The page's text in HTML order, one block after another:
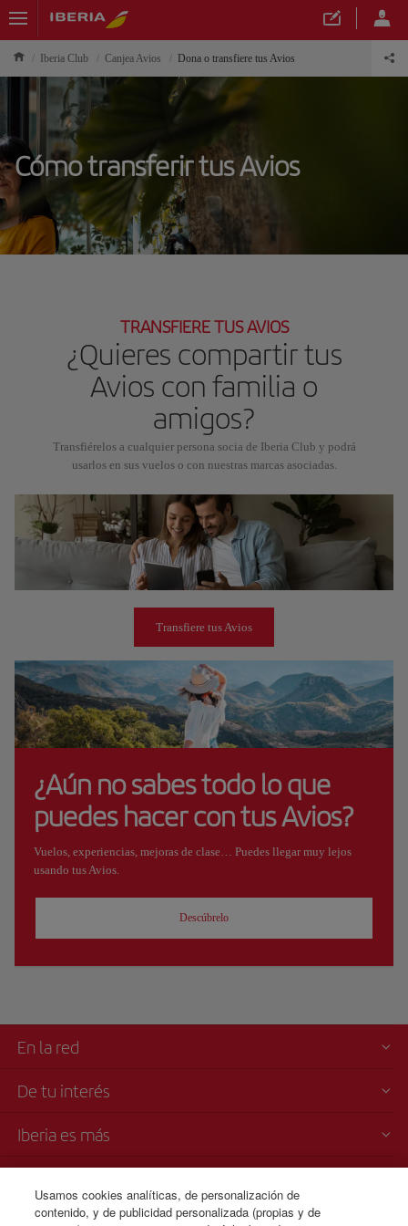
Iberia Club Canjea Avios Dona o transfiere tus Avios
Cómo transferir tus Avios
TRANSFIERE TUS AVIOS
¿Quieres compartir tus
Avios con familia o
amigos?
Transfiérelos a cualquier persona socia de Iberia Club y podrá
usarlos en sus vuelos o con nuestras marcas asociadas.
Transfiere tus Avios
¿Aún no sabes todo lo que
puedes hacer con tus Avios?
Vuelos, experiencias, mejoras de clase… Puedes llegar muy lejos
usando tus Avios.
Descúbrelo
En la red
De tu interés
Iberia es más
Usamos cookies analíticas, de personalización de
contenido, y de publicidad personalizada (propias y de